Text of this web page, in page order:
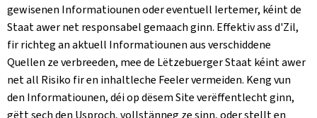
gewisenen Informatiounen oder eventuell Iertemer, kéint de
Staat awer net responsabel gemaach ginn. Effektiv ass d'Zil,
fir richteg an aktuell Informatiounen aus verschiddene
Quellen ze verbreeden, mee de Lëtzebuerger Staat kéint awer
net all Risiko fir en inhaltleche Feeler vermeiden. Keng vun
den Informatiounen, déi op dësem Site verëffentlecht ginn,
gëtt sech den Usproch, vollstänneg ze sinn, oder stellt en